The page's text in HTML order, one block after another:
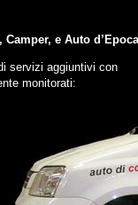
e Auto d’Epoca
servizi aggiuntivi con
monitorati: